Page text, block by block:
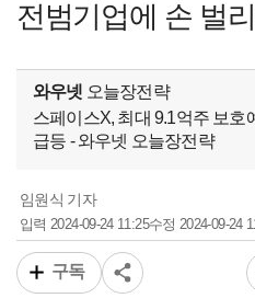
전범기업에 손 벌
와우넷 오늘장전략
스페이스X, 최대 9.1억주 보호
급등 - 와우넷 오늘장전략
임원식 기자
입력 2024-09-24 11:25수정 2024-09-24
구독